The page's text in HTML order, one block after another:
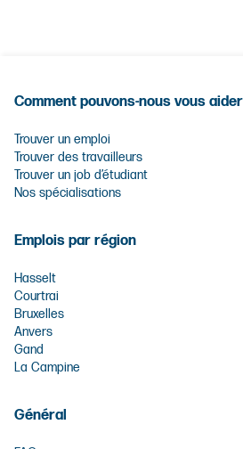
Comment pouvons-nous vous
Trouver un emploi
Trouver des travailleurs
Trouver un job d’étudiant
Nos spécialisations
Emplois par région
Hasselt
Courtrai
Bruxelles
Anvers
Gand
La Campine
Général